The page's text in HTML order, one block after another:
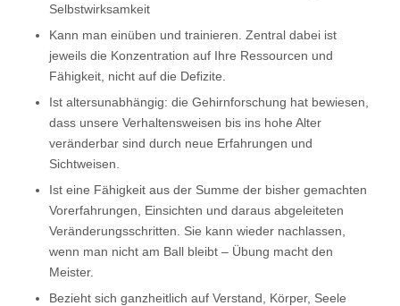
Selbstwirksamkeit
Kann man einüben und trainieren. Zentral dabei ist
jeweils die Konzentration auf Ihre Ressourcen und
Fähigkeit, nicht auf die Defizite.
Ist altersunabhängig: die Gehirnforschung hat bewiesen,
dass unsere Verhaltensweisen bis ins hohe Alter
veränderbar sind durch neue Erfahrungen und
Sichtweisen.
Ist eine Fähigkeit aus der Summe der bisher gemachten
Vorerfahrungen, Einsichten und daraus abgeleiteten
Veränderungsschritten. Sie kann wieder nachlassen,
wenn man nicht am Ball bleibt – Übung macht den
Meister.
Bezieht sich ganzheitlich auf Verstand, Körper, Seele